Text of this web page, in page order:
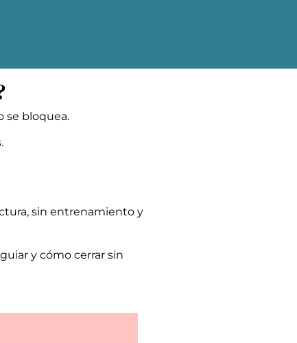
se bloquea.
sin entrenamiento y
y cómo cerrar sin